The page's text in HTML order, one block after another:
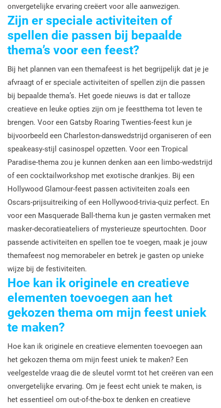
onvergetelijke ervaring creëert voor alle aanwezigen.
Zijn er speciale activiteiten of
spellen die passen bij bepaalde
thema’s voor een feest?
Bij het plannen van een themafeest is het begrijpelijk dat je je
afvraagt of er speciale activiteiten of spellen zijn die passen
bij bepaalde thema’s. Het goede nieuws is dat er talloze
creatieve en leuke opties zijn om je feestthema tot leven te
brengen. Voor een Gatsby Roaring Twenties-feest kun je
bijvoorbeeld een Charleston-danswedstrijd organiseren of een
speakeasy-stijl casinospel opzetten. Voor een Tropical
Paradise-thema zou je kunnen denken aan een limbo-wedstrijd
of een cocktailworkshop met exotische drankjes. Bij een
Hollywood Glamour-feest passen activiteiten zoals een
Oscars-prijsuitreiking of een Hollywood-trivia-quiz perfect. En
voor een Masquerade Ball-thema kun je gasten vermaken met
masker-decoratieateliers of mysterieuze speurtochten. Door
passende activiteiten en spellen toe te voegen, maak je jouw
themafeest nog memorabeler en betrek je gasten op unieke
wijze bij de festiviteiten.
Hoe kan ik originele en creatieve
elementen toevoegen aan het
gekozen thema om mijn feest uniek
te maken?
Hoe kan ik originele en creatieve elementen toevoegen aan
het gekozen thema om mijn feest uniek te maken? Een
veelgestelde vraag die de sleutel vormt tot het creëren van een
onvergetelijke ervaring. Om je feest echt uniek te maken, is
het essentieel om out-of-the-box te denken en creatieve